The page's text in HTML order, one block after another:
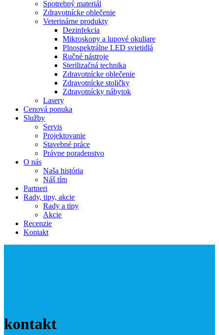
Spotrebný materiál
Zdravotnícke oblečenie
Veterinárne produkty
Dezinfekcia
Mikroskopy a lupové okuliare
Plnospektrálne LED svietidlá
Ručné nástroje
Sterilizačná technika
Zdravotnícke oblečenie
Zdravotnícke stoličky
Zdravotnícky nábytok
Lasery
Cenová ponuka
Služby
Servis
Projektovanie
Stavebné práce
Právne poradenstvo
O nás
Naša história
Náš tím
Partneri
Rady, tipy, akcie
Rady a tipy
Akcie
Recenzie
Kontakt
kontakt